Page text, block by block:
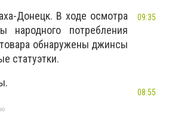
Донецк. В ходе осмотра
народного потребления
обнаружены джинсы
статуэтки.
09:35
08:55